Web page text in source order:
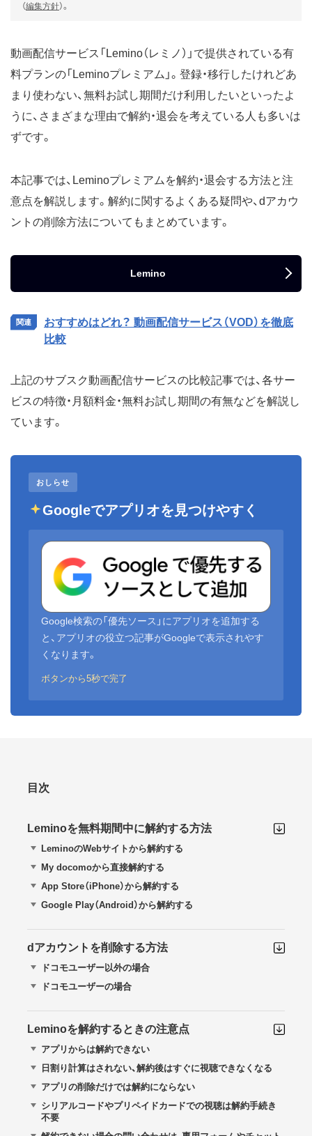
（編集方針）。
動画配信サービス「Lemino（レミノ）」で提供されている有
料プランの「Leminoプレミアム」。登録・移行したけれどあ
まり使わない、無料お試し期間だけ利用したいといったよ
うに、さまざまな理由で解約・退会を考えている人も多いは
ずです。
本記事では、Leminoプレミアムを解約・退会する方法と注
意点を解説します。解約に関するよくある疑問や、dアカウ
ントの削除方法についてもまとめています。
Lemino
おすすめはどれ？ 動画配信サービス（VOD）を徹底
比較
上記のサブスク動画配信サービスの比較記事では、各サー
ビスの特徴・月額料金・無料お試し期間の有無などを解説し
ています。
おしらせ
Googleでアプリオを見つけやすく
Google検索の「優先ソース」にアプリオを追加する
と、アプリオの役立つ記事がGoogleで表示されやす
くなります。
ボタンから5秒で完了
目次
Leminoを無料期間中に解約する方法
LeminoのWebサイトから解約する
My docomoから直接解約する
App Store（iPhone）から解約する
Google Play（Android）から解約する
dアカウントを削除する方法
ドコモユーザー以外の場合
ドコモユーザーの場合
Leminoを解約するときの注意点
アプリからは解約できない
日割り計算はされない、解約後はすぐに視聴できなくなる
アプリの削除だけでは解約にならない
シリアルコードやプリペイドカードでの視聴は解約手続き
不要